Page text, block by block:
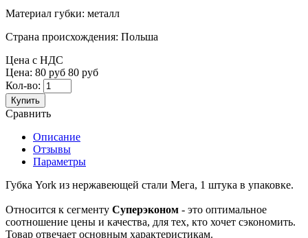
Материал губки: металл
Страна происхождения: Польша
Цена с НДС
Цена: 80 руб 80 руб
Кол-во:
Купить
Сравнить
Описание
Отзывы
Параметры
Губка York из нержавеющей стали Мега, 1 штука в упаковке.
Относится к сегменту Суперэконом - это оптимальное
соотношение цены и качества, для тех, кто хочет сэкономить.
Товар отвечает основным характеристикам.